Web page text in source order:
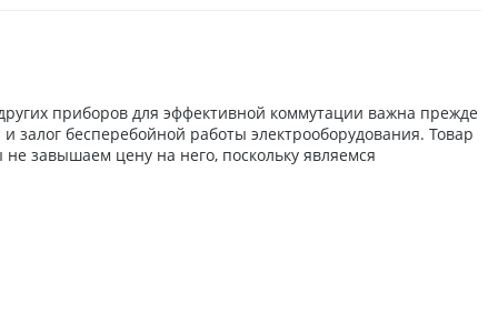
приборов для эффективной коммутации важна прежде
бесперебойной работы электрооборудования. Товар
завышаем цену на него, поскольку являемся